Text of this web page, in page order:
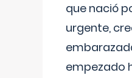
que nació
urgente,
empezado